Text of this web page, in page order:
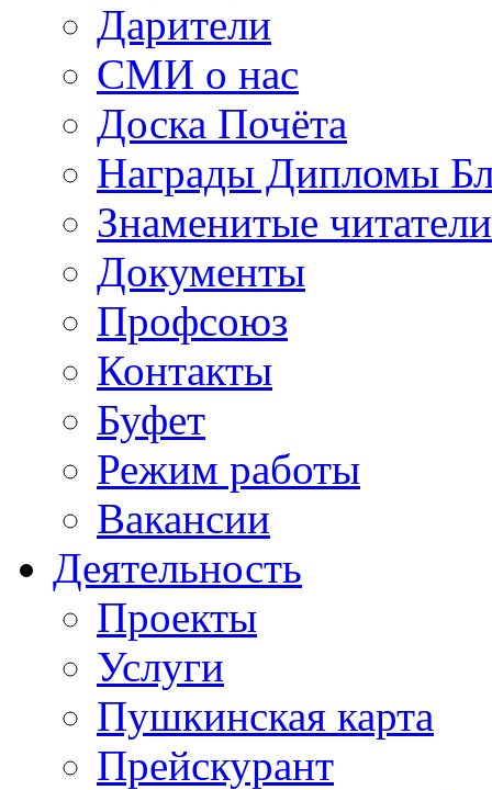
Дарители
СМИ о нас
Доска Почёта
Награды Дипломы
Знаменитые
Документы
Профсоюз
Контакты
Буфет
Режим работы
Вакансии
Деятельность
Проекты
Услуги
Пушкинская карта
Прейскурант